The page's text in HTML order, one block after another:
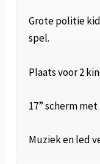
Grote politie
spel.
Plaats voor 2
17” scherm
Muziek en led